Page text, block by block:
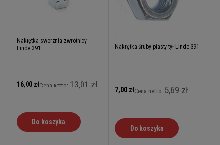
Nakrętka sworznia zwrotnicy
Linde 391
16,00 złCena netto: 13,01 zł
Do koszyka
Nakrętka śruby piasty tył Linde 391
7,00 złCena netto: 5,69 zł
Do koszyka